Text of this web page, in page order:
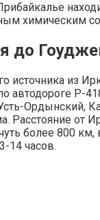
химическим
до
источника из
автодороге Р-
Ордынский,
Расстояние от
более 800
14 часов.